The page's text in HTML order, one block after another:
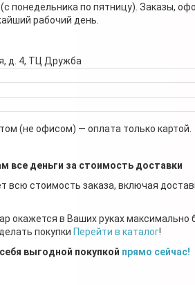
понедельника по пятницу). Заказы,
рабочий день.
д. 4, ТЦ Дружба
(не офисом) — оплата только картой.
все деньги за стоимость доставки
всю стоимость заказа, включая
окажется в Ваших руках максимально
покупки Перейти в каталог!
выгодной покупкой прямо сейчас!